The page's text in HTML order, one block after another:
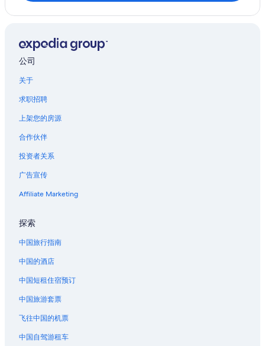
奥克兰的酒店
位于伯克利的 5 星级酒店
伯克利的农业旅游旅馆
伯克利的公寓
伯克利的民宿
伯克利的公寓式酒店
伯克利的家庭旅馆
伯克利的青年旅舍
位于伯克利的沙滩酒店
位于伯克利的豪华酒店
位于伯克利的设有 SPA 水疗的度假村酒店
伯克利的酒店
伯克利的汽车旅馆
旧金山的酒店
伯克利换目剧场附近的酒店
公司
关于
求职招聘
上架您的房源
合作伙伴
投资者关系
广告宣传
Affiliate Marketing
探索
中国旅行指南
中国的酒店
中国短租住宿预订
中国旅游套票
飞往中国的机票
中国自驾游租车